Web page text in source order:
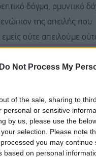
Do Not Process My
of the sale, sharing to
personal or sensitive
by us, please use the
selection. Please note
you may continue
based on personal
δόγμα, αμυντικό
της απειλής που
ούτε απειλούμε
την απειλή του. Ενόψει
ισχυρή οικονομία,
αλλά και την
η πολιτική της
δημοσιονομικής